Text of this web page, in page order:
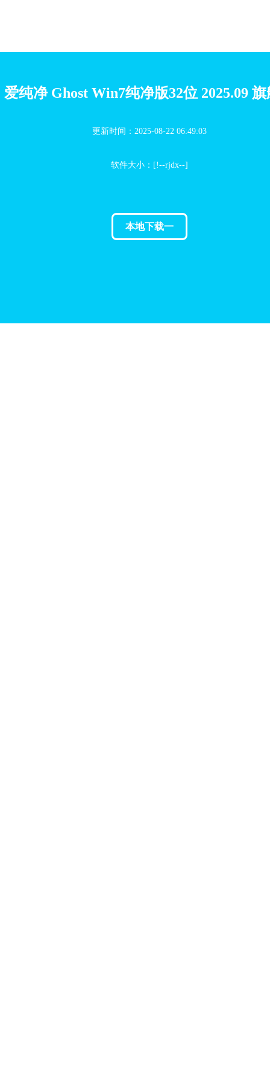
爱纯净 Ghost Win7纯净版32位 2025.09
更新时间：2025-08-22 06:49:03
软件大小：[!--rjdx--]
本地下载一